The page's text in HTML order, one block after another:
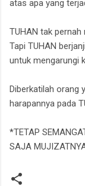
atas apa yang
TUHAN tak pernah
Tapi TUHAN
untuk mengarungi
Diberkatilah orang
harapannya pada
*TETAP
SAJA